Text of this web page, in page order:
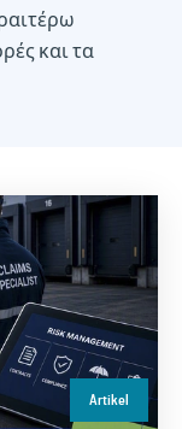
και τα
Artikel